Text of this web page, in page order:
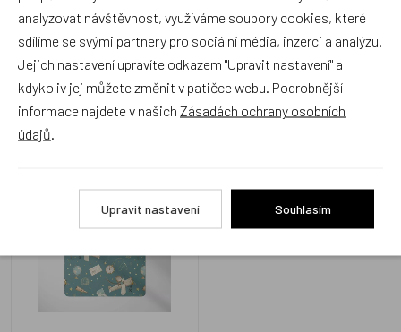
Zboží se stejným motivem
analyzovat návštěvnost, využíváme soubory cookies, které
sdílíme se svými partnery pro sociální média, inzerci a analýzu.
Jejich nastavení upravíte odkazem "Upravit nastavení" a
kdykoliv jej můžete změnit v patičce webu. Podrobnější
informace najdete v našich Zásadách ochrany osobních
údajů
Upravit nastavení Souhlasím